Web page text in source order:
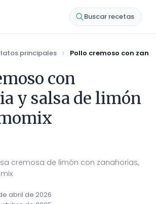
Buscar recetas
principales Pollo cremoso con
con
y salsa de limón
cremosa de limón con zanahorias,
abril de 2026